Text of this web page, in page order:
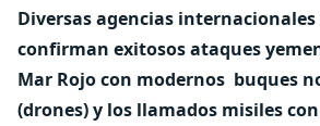
Diversas agencias internacionales
confirman exitosos ataques
Mar Rojo con modernos buques
(drones) y los llamados misiles